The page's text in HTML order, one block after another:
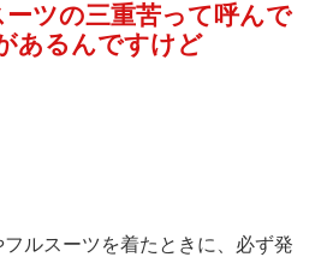
ツの三重苦って呼んで
あるんですけど
ルスーツを着たときに、必ず発